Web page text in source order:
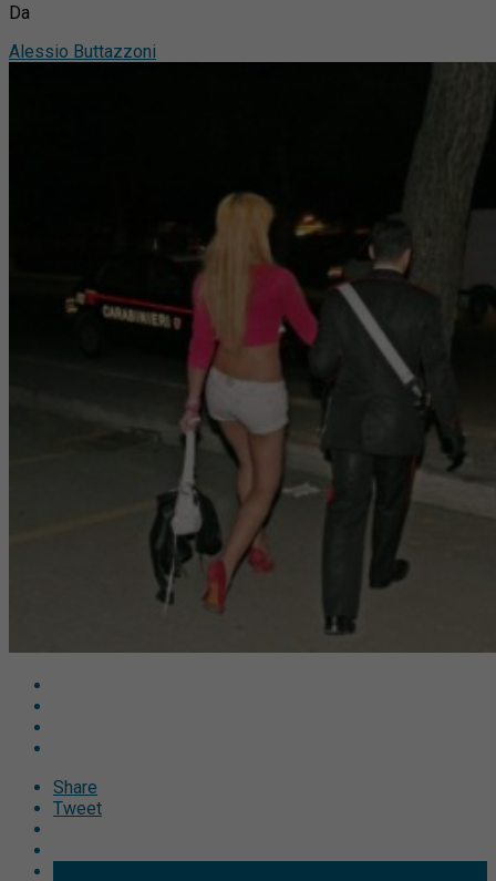
Da
Alessio Buttazzoni
Share
Tweet